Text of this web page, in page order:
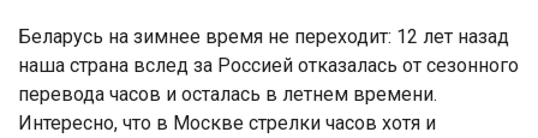
Беларусь на зимнее время не переходит: 12 лет назад
наша страна вслед за Россией отказалась от сезонного
перевода часов и осталась в летнем времени.
Интересно, что в Москве стрелки часов хотя и